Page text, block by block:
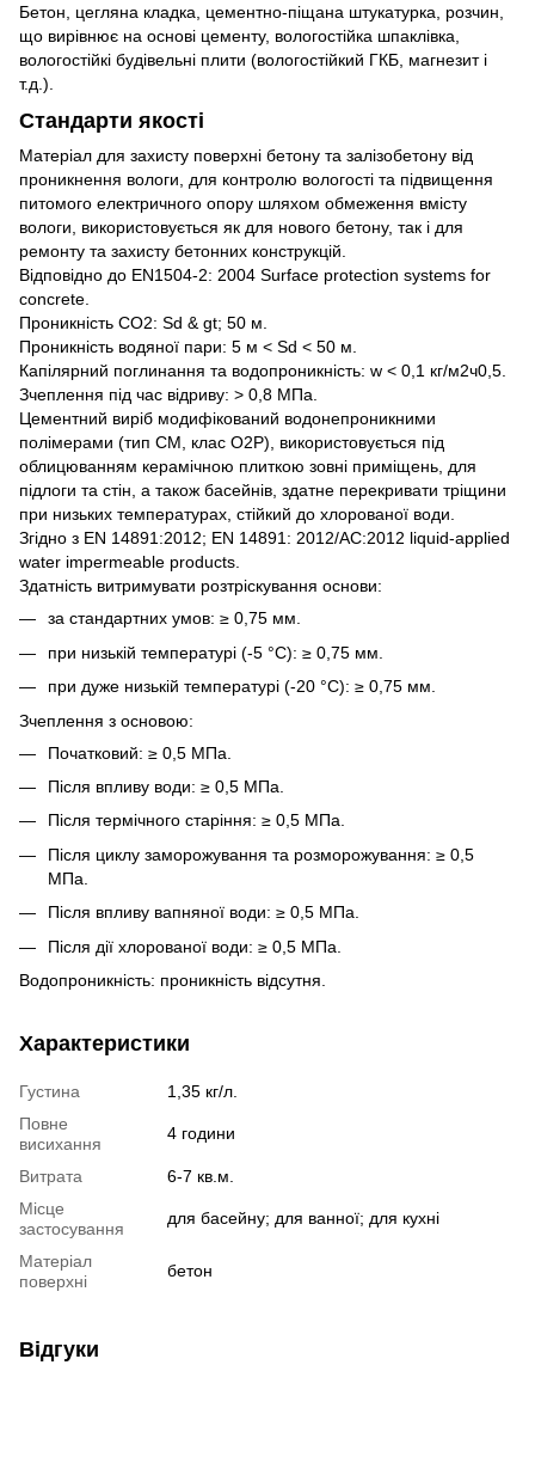
Бетон, цегляна кладка, цементно-піщана штукатурка, розчин,
що вирівнює на основі цементу, вологостійка шпаклівка,
вологостійкі будівельні плити (вологостійкий ГКБ, магнезит і
т.д.).
Стандарти якості
Матеріал для захисту поверхні бетону та залізобетону від
проникнення вологи, для контролю вологості та підвищення
питомого електричного опору шляхом обмеження вмісту
вологи, використовується як для нового бетону, так і для
ремонту та захисту бетонних конструкцій.
Відповідно до EN1504-2: 2004 Surface protection systems for
concrete.
Проникність CO2: Sd & gt; 50 м.
Проникність водяної пари: 5 м < Sd < 50 м.
Капілярний поглинання та водопроникність: w < 0,1 кг/м2ч0,5.
Зчеплення під час відриву: > 0,8 МПа.
Цементний виріб модифікований водонепроникними
полімерами (тип CM, клас O2P), використовується під
облицюванням керамічною плиткою зовні приміщень, для
підлоги та стін, а також басейнів, здатне перекривати тріщини
при низьких температурах, стійкий до хлорованої води.
Згідно з EN 14891:2012; EN 14891: 2012/AC:2012 liquid-applied
water impermeable products.
Здатність витримувати розтріскування основи:
за стандартних умов: ≥ 0,75 мм.
при низькій температурі (-5 °С): ≥ 0,75 мм.
при дуже низькій температурі (-20 °С): ≥ 0,75 мм.
Зчеплення з основою:
Початковий: ≥ 0,5 МПа.
Після впливу води: ≥ 0,5 МПа.
Після термічного старіння: ≥ 0,5 МПа.
Після циклу заморожування та розморожування: ≥ 0,5
МПа.
Після впливу вапняної води: ≥ 0,5 МПа.
Після дії хлорованої води: ≥ 0,5 МПа.
Водопроникність: проникність відсутня.
Характеристики
Густина
1,35 кг/л.
Повне
висихання
4 години
Витрата
6-7 кв.м.
Місце
застосування
для басейну; для ванної; для кухні
Матеріал
поверхні
бетон
Відгуки